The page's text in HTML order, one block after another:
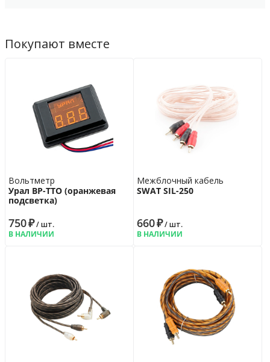
Покупают вместе
Вольтметр
Урал ВР-ТТО (оранжевая
подсветка)
750₽/ шт.
В НАЛИЧИИ
Межблочный кабель
SWAT SIL-250
660₽/ шт.
В НАЛИЧИИ